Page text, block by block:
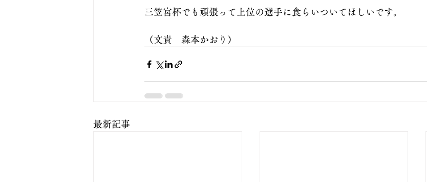
三笠宮杯でも頑張って上位の選手に食らいついてほしいです。
（文責　森本かおり）
最新記事